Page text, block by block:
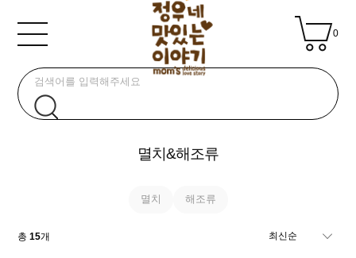
0
멸치&해조류
멸치 해조류
총15개